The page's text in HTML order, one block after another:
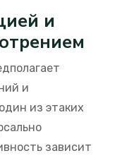
и
и
из этаких
зависит